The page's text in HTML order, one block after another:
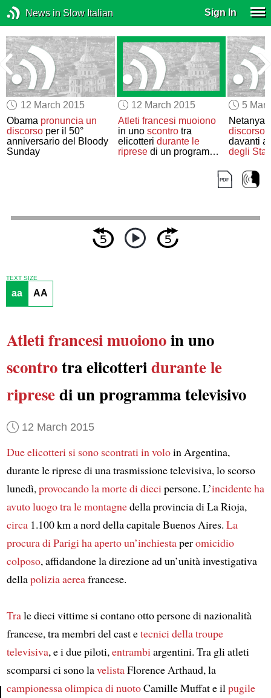
News in Slow Italian Sign In
12 March 2015
Obama pronuncia un
discorso per il 50°
anniversario del Bloody
Sunday
12 March 2015
Atleti francesi muoiono
in uno scontrotra
elicotteri durante le
ripresedi un programma
5
discorso
davanti
degli
TEXT SIZE
aa AA
Atleti francesimuoionoin uno
scontrotra elicotteridurante le
ripresedi un programma televisivo
12 March 2015
Due elicotteri si sono scontrati in voloin Argentina,
durante le riprese di una trasmissione televisiva, lo scorso
lunedì,provocando la morte didiecipersone. L’incidenteha
avuto luogotra le montagnedella provincia di La Rioja,
circa1.100 km a nord della capitale Buenos Aires. La
procura di Parigiha aperto un’inchiestaperomicidio
colposo, affidandone la direzione ad un’unità investigativa
dellapolizia aereafrancese.
Trale dieci vittime si contano otto persone di nazionalità
francese, tra membri del cast etecnici della troupe
televisiva, e i due piloti,entrambiargentini. Tra gli atleti
scomparsi ci sono lavelistaFlorence Arthaud, la
campionessa olimpica di nuotoCamille Muffat e ilpugile